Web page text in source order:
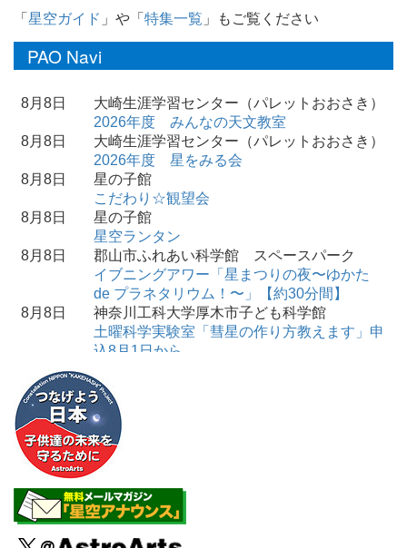
「星空ガイド 」や「特集一覧 」もご覧ください
PAO Navi